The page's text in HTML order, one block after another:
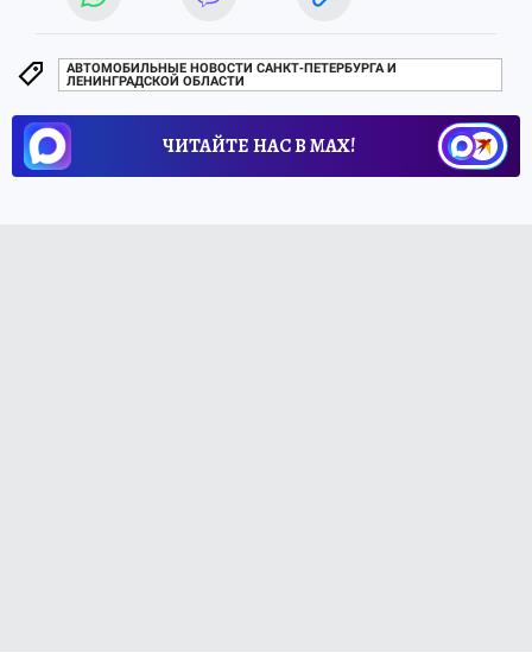
АВТОМОБИЛЬНЫЕ НОВОСТИ САНКТ-ПЕТЕРБУРГА И
ЛЕНИНГРАДСКОЙ ОБЛАСТИ
ЧИТАЙТЕ НАС В МАХ!